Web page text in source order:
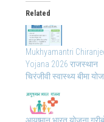
Related
Mukhyamantri
Yojana 2026 राजस्थान
चिरंजीवी स्वास्थ्य बीमा
आयुष्मान भारत योजना